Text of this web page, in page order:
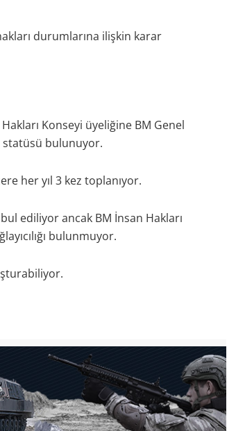
durumlarına ilişkin karar
Konseyi üyeliğine BM Genel
statüsü bulunuyor.
her yıl 3 kez toplanıyor.
ediliyor ancak BM İnsan Hakları
bulunmuyor.